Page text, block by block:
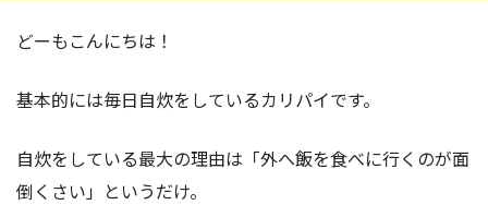
どーもこんにちは！
基本的には毎日自炊をしているカリパイです。
自炊をしている最大の理由は「外へ飯を食べに行くのが面
倒くさい」というだけ。